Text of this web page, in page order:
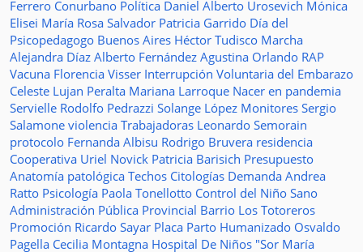
Ferrero Conurbano Política Daniel Alberto Urosevich Mónica
Elisei María Rosa Salvador Patricia Garrido Día del
Psicopedagogo Buenos Aires Héctor Tudisco Marcha
Alejandra Díaz Alberto Fernández Agustina Orlando RAP
Vacuna Florencia Visser Interrupción Voluntaria del Embarazo
Celeste Lujan Peralta Mariana Larroque Nacer en pandemia
Servielle Rodolfo Pedrazzi Solange López Monitores Sergio
Salamone violencia Trabajadoras Leonardo Semorain
protocolo Fernanda Albisu Rodrigo Bruvera residencia
Cooperativa Uriel Novick Patricia Barisich Presupuesto
Anatomía patológica Techos Citologías Demanda Andrea
Ratto Psicología Paola Tonellotto Control del Niño Sano
Administración Pública Provincial Barrio Los Totoreros
Promoción Ricardo Sayar Placa Parto Humanizado Osvaldo
Pagella Cecilia Montagna Hospital De Niños "Sor María